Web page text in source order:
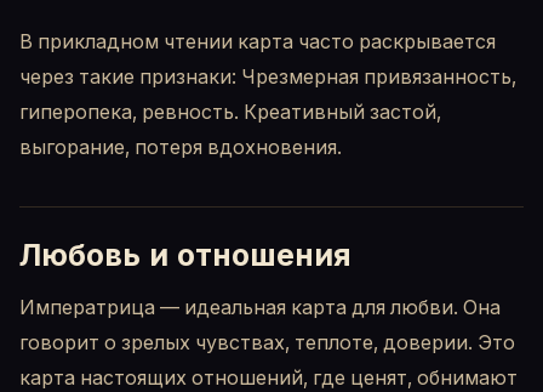
В прикладном чтении карта часто раскрывается
через такие признаки: Чрезмерная привязанность,
гиперопека, ревность. Креативный застой,
выгорание, потеря вдохновения.
Любовь и отношения
Императрица — идеальная карта для любви. Она
говорит о зрелых чувствах, теплоте, доверии. Это
карта настоящих отношений, где ценят, обнимают